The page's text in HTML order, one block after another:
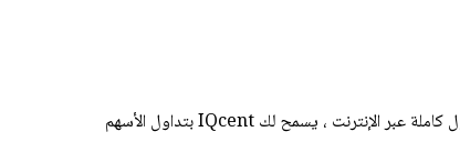
IQcent عبارة عن منصة تداول ثنائية للخيارات تقدم خدمات تداول كاملة عبر الإنترنت ، يسمح لك IQcent بتداول الأسهم